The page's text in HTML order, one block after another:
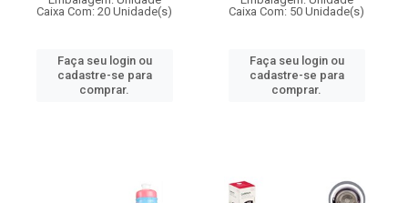
Caixa Com: 20 Unidade(s)
Faça seu login ou
cadastre-se para
comprar.
Caixa Com: 50 Unidade(s)
Faça seu login ou
cadastre-se para
comprar.